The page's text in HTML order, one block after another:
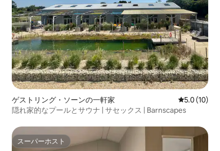
ゲストリング・ソーンの一軒家 レビュー10
5.0 (10)
隠れ家的なプールとサウナ | サセックス | Barnscapes
スーパーホスト
スーパーホスト